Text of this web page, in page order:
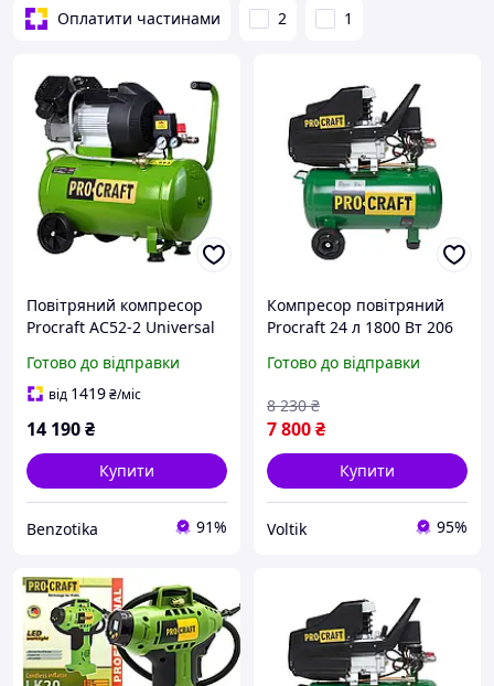
Оплатити частинами 2 1
Повітряний компресор
Procraft AC52-2 Universal
Готово до відправки
від 1419₴/міс
14 190₴
Купити
Benzotika 91%
Компресор повітряний
Procraft 24 л 1800 Вт 206
Готово до відправки
7 800₴
8 230 ₴
Купити
Voltik 95%